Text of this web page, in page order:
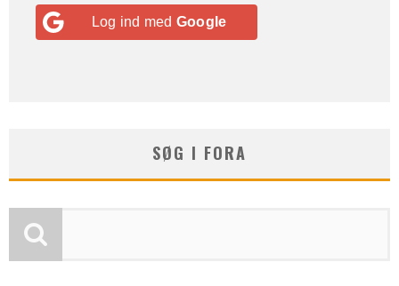
Log ind med Google
SØG I FORA